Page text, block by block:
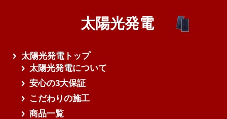
さらに読み込む
太陽光発電
太陽光発電トップ
太陽光発電について
安心の3大保証
こだわりの施工
商品一覧